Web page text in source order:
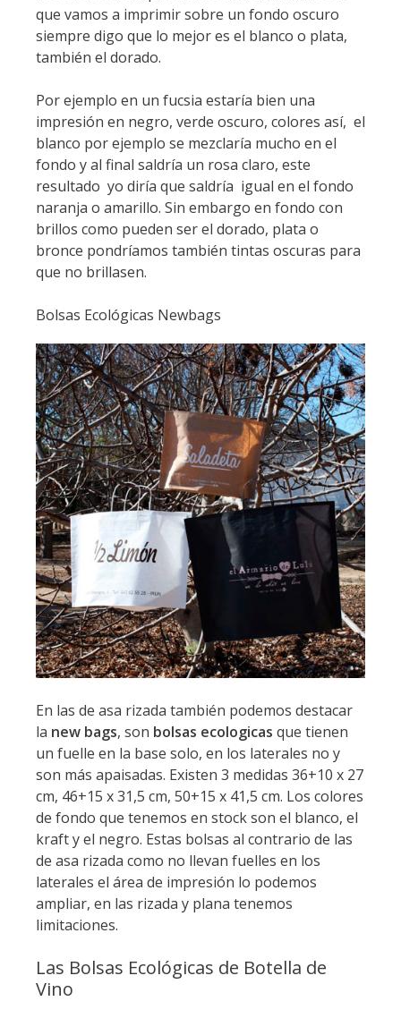
que vamos a imprimir sobre un fondo oscuro
siempre digo que lo mejor es el blanco o plata,
también el dorado.
Por ejemplo en un fucsia estaría bien una
impresión en negro, verde oscuro, colores así, el
blanco por ejemplo se mezclaría mucho en el
fondo y al final saldría un rosa claro, este
resultado yo diría que saldría igual en el fondo
naranja o amarillo. Sin embargo en fondo con
brillos como pueden ser el dorado, plata o
bronce pondríamos también tintas oscuras para
que no brillasen.
Bolsas Ecológicas Newbags
En las de asa rizada también podemos destacar
la new bags, son bolsas ecologicas que tienen
un fuelle en la base solo, en los laterales no y
son más apaisadas. Existen 3 medidas 36+10 x 27
cm, 46+15 x 31,5 cm, 50+15 x 41,5 cm. Los colores
de fondo que tenemos en stock son el blanco, el
kraft y el negro. Estas bolsas al contrario de las
de asa rizada como no llevan fuelles en los
laterales el área de impresión lo podemos
ampliar, en las rizada y plana tenemos
limitaciones.
Las Bolsas Ecológicas de Botella de
Vino